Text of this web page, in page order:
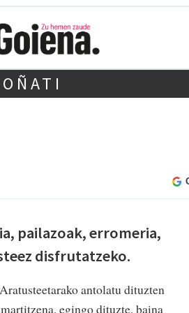
OÑATI
pailazoak, erromeria,
disfrutatzeko.
antolatu dituzten
egingo dituzte, baina